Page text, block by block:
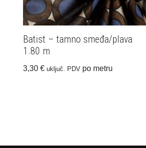
Batist – tamno smeđa/plava
1.80 m
3,30 € uključ. PDV po metru